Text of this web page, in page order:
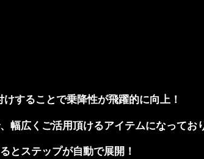
することで乗降性が飛躍的に向上！
幅広くご活用頂けるアイテムになってお
とステップが自動で展開！